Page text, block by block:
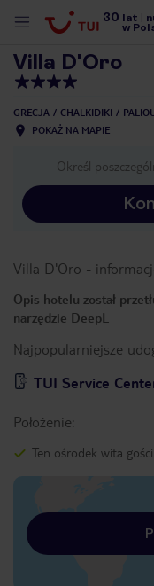
30 lat
w
Villa D'Oro
GRECJA CHALKIDIKI
POKAŻ NA MAPIE
Określ
Villa D'Oro -
Opis hotelu został
narzędzie DeepL
Najpopularniejsze
TUI Service
Położenie:
Ten ośrodek wita